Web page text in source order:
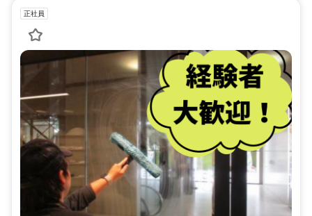
正社員